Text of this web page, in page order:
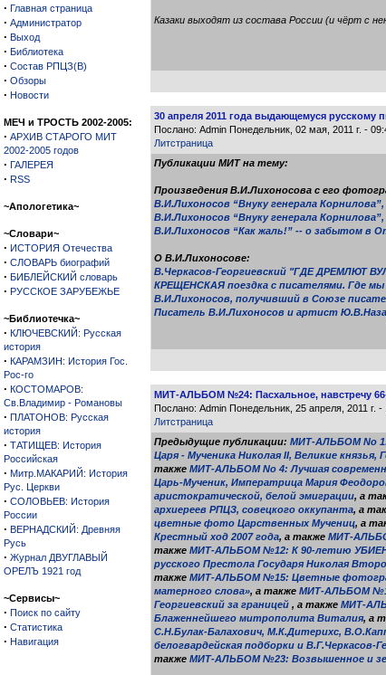
· Главная страница
· Администратор
· Выход
· Библиотека
· Состав РПЦЗ(В)
· Обзоры
· Новости
МЕЧ и ТРОСТЬ 2002-2005:
· АРХИВ СТАРОГО МИТ
2002-2005 годов
· ГАЛЕРЕЯ
· RSS
~Апологетика~
~Словари~
· ИСТОРИЯ Отечества
· СЛОВАРЬ биографий
· БИБЛЕЙСКИЙ словарь
· РУССКОЕ ЗАРУБЕЖЬЕ
~Библиотечка~
· КЛЮЧЕВСКИЙ: Русская
история
· КАРАМЗИН: История Гос.
Рос-го
· КОСТОМАРОВ:
Св.Владимир - Романовы
· ПЛАТОНОВ: Русская
история
· ТАТИЩЕВ: История
Российская
· Митр.МАКАРИЙ: История
Рус. Церкви
· СОЛОВЬЕВ: История
России
· ВЕРНАДСКИЙ: Древняя
Русь
· Журнал ДВУГЛАВЫЙ
ОРЕЛЪ 1921 год
~Сервисы~
· Поиск по сайту
· Статистика
· Навигация
Казаки выходят из состава России (и чёрт с
30 апреля 2011 года выдающемуся
Послано: Admin Понедельник, 02 мая, 2011 г. -
Литстраница
Публикации МИТ на тему:
Произведения В.И.Лихоносова с его
В.И.Лихоносов “Внуку генерала Корнилова”,
В.И.Лихоносов “Внуку генерала Корнилова”,
В.И.Лихоносов “Как жаль!” -- о забытом в
О В.И.Лихоносове:
В.Черкасов-Георгиевский "ГДЕ ДРЕМЛЮТ
КРЕЩЕНСКАЯ поездка с писателями. Где мы
В.И.Лихоносов, получивший в Союзе
Писатель В.И.Лихоносов и артист
МИТ-АЛЬБОМ №24: Пасхальное, навстречу
Послано: Admin Понедельник, 25 апреля, 2011 г. -
Литстраница
Предыдущие публикации: МИТ-АЛЬБОМ No
Царя - Мученика Николая II, Великие князья,
также МИТ-АЛЬБОМ No 4: Лучшая
Царь-Мученик, Императрица Мария
аристократической, белой эмиграции, а
архиереев РПЦЗ, совецкого оккупанта, а
цветные фото Царственных Мучениц, а
Крестный ход 2007 года, а также МИТ-
также МИТ-АЛЬБОМ №12: К 90-летию
русского Престола Государя Николая
также МИТ-АЛЬБОМ №15: Цветные
матерного слова», а также МИТ-АЛЬБОМ
Георгиевский за границей , а также МИТ-
Блаженнейшего митрополита Виталия, а
С.Н.Булак-Балахович, М.К.Дитерихс,
белогвардейская подборки и В.Г.Черкасов-
также МИТ-АЛЬБОМ №23: Возвышенное и